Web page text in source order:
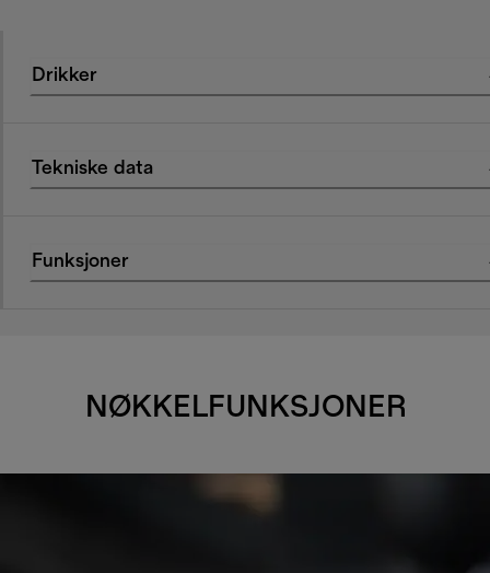
Drikker
Tekniske data
Funksjoner
NØKKELFUNKSJONER